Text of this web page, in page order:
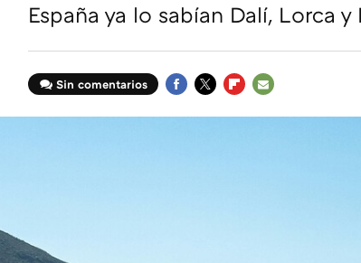
España ya lo sabían Dalí, Lorca y
Sin comentarios